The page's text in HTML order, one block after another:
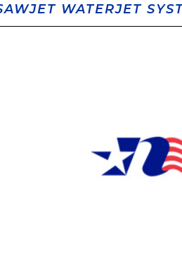
WATERJET